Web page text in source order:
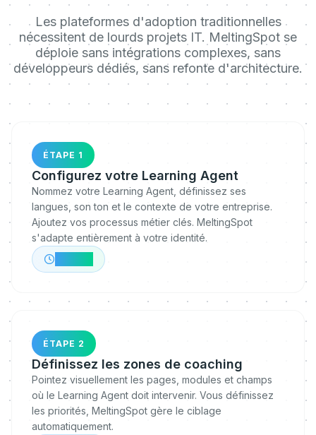
Les plateformes d'adoption traditionnelles
nécessitent de lourds projets IT. MeltingSpot se
déploie sans intégrations complexes, sans
développeurs dédiés, sans refonte d'architecture.
ÉTAPE 1
Configurez votre Learning Agent
Nommez votre Learning Agent, définissez ses
langues, son ton et le contexte de votre entreprise.
Ajoutez vos processus métier clés. MeltingSpot
s'adapte entièrement à votre identité.
ÉTAPE 2
Définissez les zones de coaching
Pointez visuellement les pages, modules et champs
où le Learning Agent doit intervenir. Vous définissez
les priorités, MeltingSpot gère le ciblage
automatiquement.